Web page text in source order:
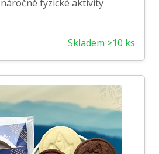
fyzické aktivity
Skladem >10 ks